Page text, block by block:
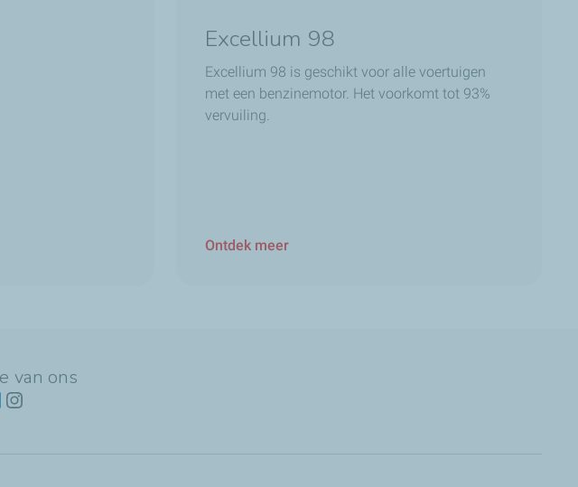
Excellium 98
Excellium 98 is geschikt voor alle voertuigen
met een benzinemotor. Het voorkomt tot 93%
vervuiling.
Ontdek meer
van ons